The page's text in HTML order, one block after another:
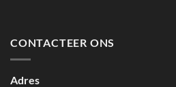
CONTACTEER ONS
Adres